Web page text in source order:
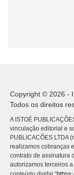
Copyright © 2026 -
Todos os direitos
A ISTOÉ
vinculação editorial e
PUBLICACÕES LTDA
realizamos cobranças
contrato de assinatura
autorizamos terceiros